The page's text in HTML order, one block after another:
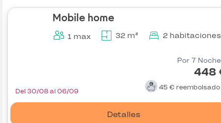
Mobile home
1 max 32 m² 2 habitaciones
Por 7
448
45 € reembolsado
Detalles
Del 30/08 al 06/09